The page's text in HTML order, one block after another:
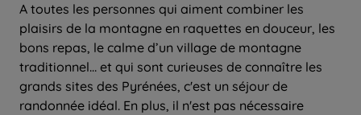
A toutes les personnes qui aiment combiner les
plaisirs de la montagne en raquettes en douceur, les
bons repas, le calme d’un village de montagne
traditionnel… et qui sont curieuses de connaître les
grands sites des Pyrénées, c'est un séjour de
randonnée idéal. En plus, il n'est pas nécessaire